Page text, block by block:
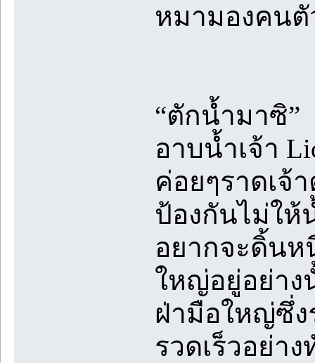
หมามองคนตั
“ตักน้ำมาซิ”
อาบน้ำเจ้า
ค่อยๆราดเจ้
ป้องกันไม่ให้
อยากจะดิ้น
ใหญ่อยู่อย่า
ฝ่ามือใหญ่ซึ่
รวดเร็วอย่า